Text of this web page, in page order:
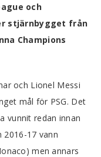
och
stjärnbygget från
Champions
och Lionel Messi
mål för PSG. Det
vunnit redan innan
2016-17 vann
men annars